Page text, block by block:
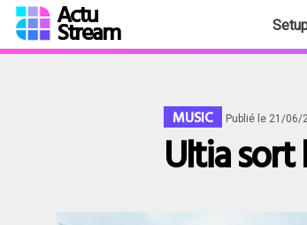
Actu
Stream
MUSIC Publié le 21/06/
Ultia sort